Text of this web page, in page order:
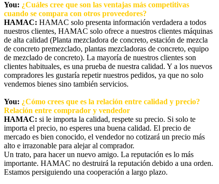
You: ¿Cuáles cree que son las ventajas más competitivas
cuando se compara con otros proveedores?
HAMAC: HAMAC solo presenta información verdadera a todos
nuestros clientes, HAMAC solo ofrece a nuestros clientes máquinas
de alta calidad (Planta mezcladora de concreto, estación de mezcla
de concreto premezclado, plantas mezcladoras de concreto, equipo
de mezclado de concreto). La mayoría de nuestros clientes son
clientes habituales, es una prueba de nuestra calidad. Y a los nuevos
compradores les gustaría repetir nuestros pedidos, ya que no solo
vendemos bienes sino también servicios.
You: ¿Cómo crees que es la relación entre calidad y precio?
Relación entre comprador y vendedor
HAMAC: si le importa la calidad, respete su precio. Si solo te
importa el precio, no esperes una buena calidad. El precio de
mercado es bien conocido, el vendedor no cotizará un precio más
alto e irrazonable para alejar al comprador.
Un trato, para hacer un nuevo amigo. La reputación es lo más
importante. HAMAC no destruirá la reputación debido a una orden.
Estamos persiguiendo una cooperación a largo plazo.